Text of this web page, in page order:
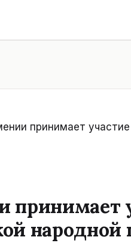
принимает
принимает
народной